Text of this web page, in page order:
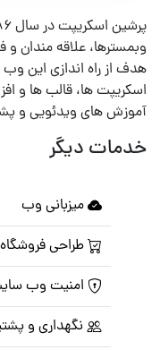
وبمسترها، علاقه مندان و
هدف از راه اندازی این وب
اسکریپت ها، قالب ها و
آموزش های ویدئویی و
خدمات دیگر
میزبانی وب
طراحی فروشگاه
امنیت وب
نگهداری و